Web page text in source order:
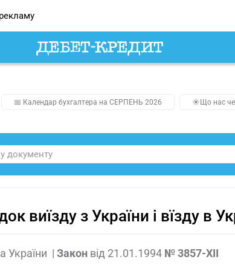
📅 Календар бухгалтера на СЕРПЕНЬ 2026 ☀️Що нас
виїзду з України і вїзду в
України | Закон від 21.01.1994 № 3857-XII